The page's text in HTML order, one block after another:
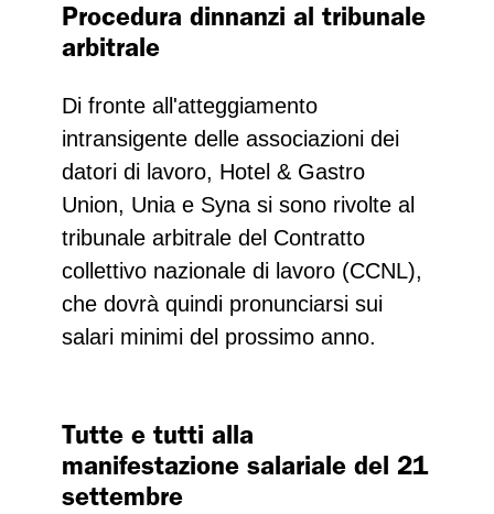
Procedura dinnanzi al tribunale
arbitrale
Di fronte all'atteggiamento
intransigente delle associazioni dei
datori di lavoro, Hotel & Gastro
Union, Unia e Syna si sono rivolte al
tribunale arbitrale del Contratto
collettivo nazionale di lavoro (CCNL),
che dovrà quindi pronunciarsi sui
salari minimi del prossimo anno.
Tutte e tutti alla
manifestazione salariale del 21
settembre